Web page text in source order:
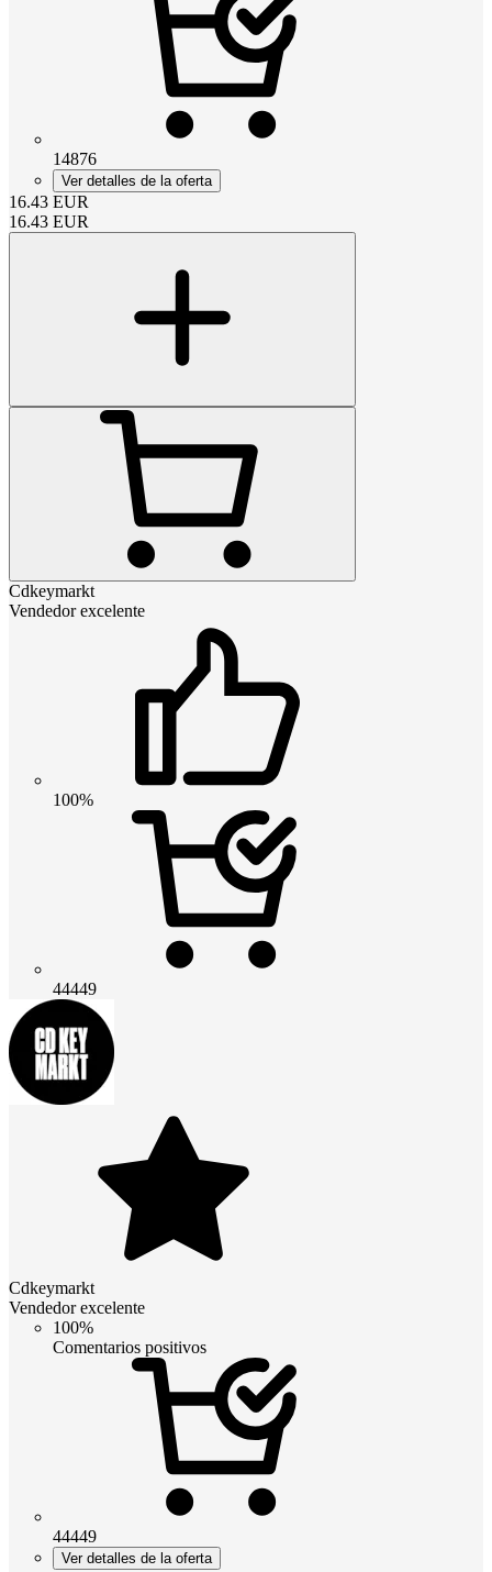
14876
Ver detalles de la oferta
16.43 EUR
16.43 EUR
Cdkeymarkt
Vendedor excelente
100%
44449
Cdkeymarkt
Vendedor excelente
100%
Comentarios positivos
44449
Ver detalles de la oferta